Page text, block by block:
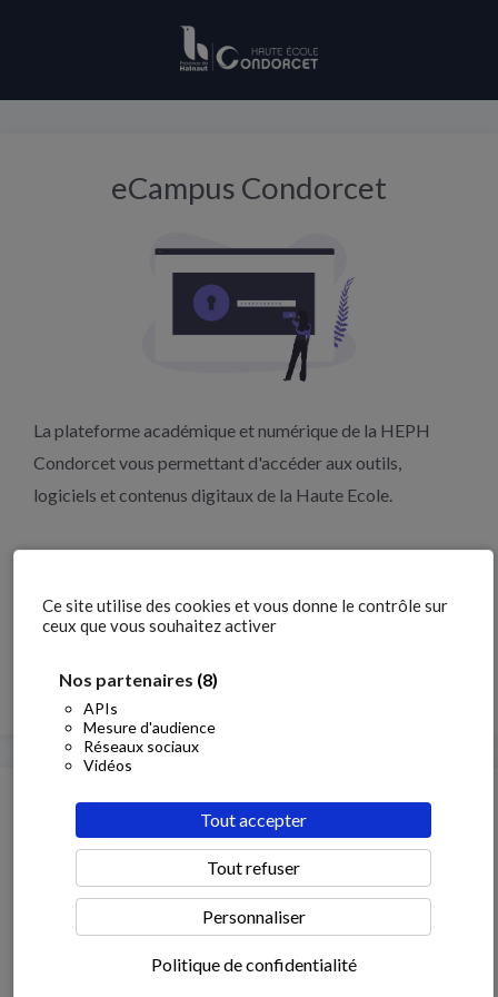
Ce site utilise des cookies et vous donne le contrôle sur
ceux que vous souhaitez activer
Nos partenaires (8)
APIs
Mesure d'audience
Réseaux sociaux
Vidéos
Tout accepter
Tout refuser
Personnaliser
Politique de confidentialité
eCampus Condorcet
La plateforme académique et numérique de la HEPH
Condorcet vous permettant d'accéder aux outils,
logiciels et contenus digitaux de la Haute Ecole.
© 2026 eCampus Condorcet - Mentions légales
Confidentialité-Charte d'utilisation
Politique d’utilisation des Cookies-Modifiez votre consentement
Une création du Campus Numérique